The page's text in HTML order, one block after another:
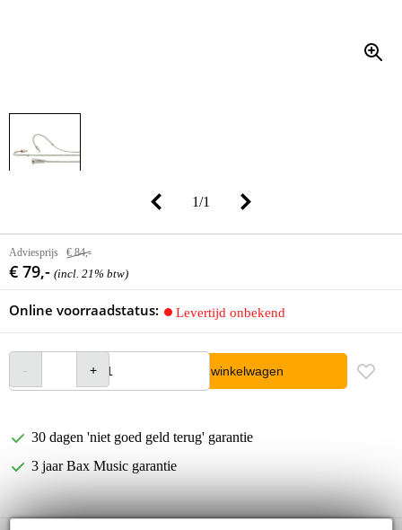
1/1
Adviesprijs € 84,-
€ 79,- (incl. 21% btw)
Online voorraadstatus: Levertijd onbekend
In winkelwagen
30 dagen 'niet goed geld terug' garantie
3 jaar Bax Music garantie